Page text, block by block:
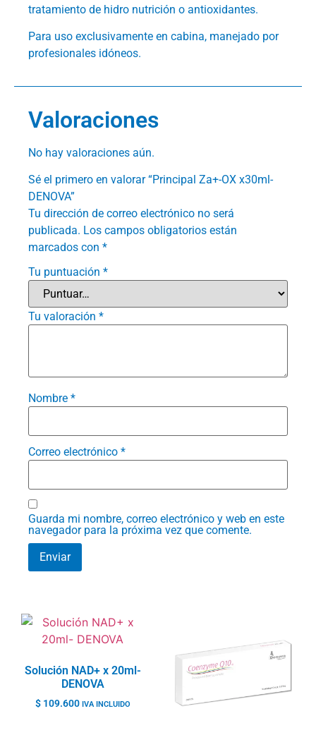
tratamiento de hidro nutrición o antioxidantes.
Para uso exclusivamente en cabina, manejado por
profesionales idóneos.
Valoraciones
No hay valoraciones aún.
Sé el primero en valorar “Principal Za+-OX x30ml-
DENOVA”
Tu dirección de correo electrónico no será
publicada. Los campos obligatorios están
marcados con *
Tu puntuación *
Tu valoración *
Nombre *
Correo electrónico *
Guarda mi nombre, correo electrónico y web en este
navegador para la próxima vez que comente.
Solución NAD+ x 20ml-
DENOVA
$109.600 IVA INCLUIDO